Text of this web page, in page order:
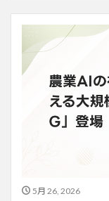
5月 26, 2026